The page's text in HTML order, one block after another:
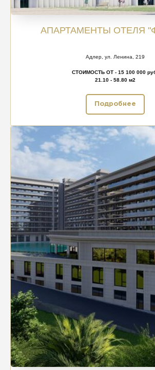
АПАРТАМЕНТЫ ОТЕЛЯ
Адлер, ул. Ленина, 219
СТОИМОСТЬ ОТ - 15 100 000
21.10 - 58.80 м2
Подробнее